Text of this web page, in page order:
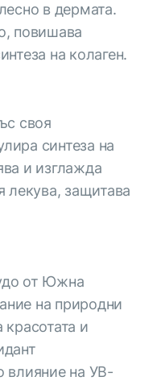
в дермата.
повишава
на колаген.
своя
синтеза на
и изглажда
лекува, защитава
от Южна
на природни
и
влияние на УВ-